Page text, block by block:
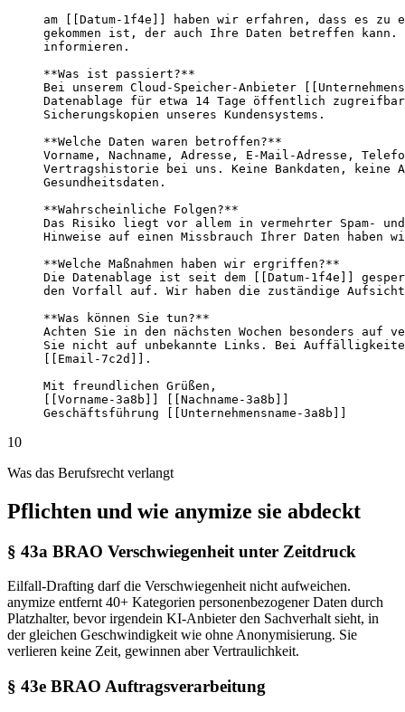
am [[Datum-1f4e]] haben wir erfahren, dass es zu
gekommen ist, der auch Ihre Daten betreffen kann.
informieren.
**Was ist passiert?**
Bei unserem Cloud-Speicher-Anbieter
Datenablage für etwa 14 Tage öffentlich
Sicherungskopien unseres Kundensystems.
**Welche Daten waren betroffen?**
Vorname, Nachname, Adresse, E-Mail-Adresse,
Vertragshistorie bei uns. Keine Bankdaten, keine
Gesundheitsdaten.
**Wahrscheinliche Folgen?**
Das Risiko liegt vor allem in vermehrter Spam-
Hinweise auf einen Missbrauch Ihrer Daten
**Welche Maßnahmen haben wir ergriffen?**
Die Datenablage ist seit dem [[Datum-1f4e]]
den Vorfall auf. Wir haben die zuständige
**Was können Sie tun?**
Achten Sie in den nächsten Wochen besonders auf
Sie nicht auf unbekannte Links. Bei
[[Email-7c2d]].
Mit freundlichen Grüßen,
[[Vorname-3a8b]] [[Nachname-3a8b]]
Geschäftsführung [[Unternehmensname-3a8b]]
10
Was das Berufsrecht verlangt
Pflichten und wie anymize sie abdeckt
§ 43a BRAO Verschwiegenheit unter Zeitdruck
Eilfall-Drafting darf die Verschwiegenheit nicht aufweichen.
anymize entfernt 40+ Kategorien personenbezogener Daten durch
Platzhalter, bevor irgendein KI-Anbieter den Sachverhalt sieht, in
der gleichen Geschwindigkeit wie ohne Anonymisierung. Sie
verlieren keine Zeit, gewinnen aber Vertraulichkeit.
§ 43e BRAO Auftragsverarbeitung